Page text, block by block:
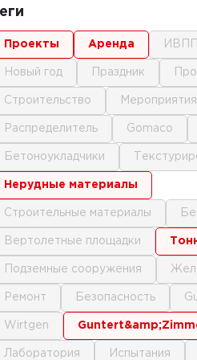
проекты аренда ИВПП
новый год праздник
строительство мероприятия
распределитель gomaco
бетоноукладчики
нерудные материалы
строительные материалы
вертолетные площадки
подземные сооружения
ремонт безопасность
Wirtgen
лаборатория испытания